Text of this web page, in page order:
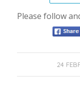
Please follow
24